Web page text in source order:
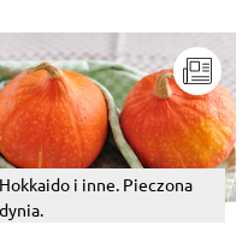
Hokkaido i inne. Pieczona
dynia.